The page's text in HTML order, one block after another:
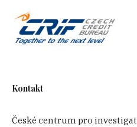
Kontakt
České centrum pro